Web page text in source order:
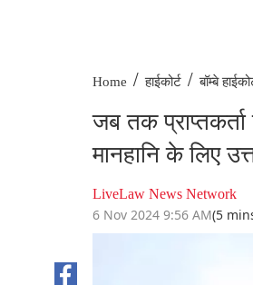
Home / हाईकोर्ट / बॉम्बे
जब तक
मानहानि के लिए
LiveLaw News Network
6 Nov 2024 9:56 AM(5